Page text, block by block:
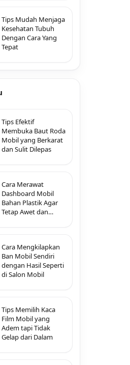
Tips Mudah Menjaga
Kesehatan Tubuh
Dengan Cara Yang
Tepat
Tips Efektif
Membuka Baut Roda
Mobil yang Berkarat
dan Sulit Dilepas
Cara Merawat
Dashboard Mobil
Bahan Plastik Agar
Tetap Awet dan
Cara Mengkilapkan
Ban Mobil Sendiri
dengan Hasil Seperti
di Salon Mobil
Tips Memilih Kaca
Film Mobil yang
Adem tapi Tidak
Gelap dari Dalam